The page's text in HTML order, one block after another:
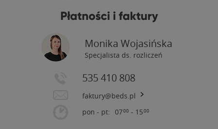
Płatności i faktury
Monika Wojasińska
Specjalista ds. rozliczeń
535 410 808
faktury@beds.pl
pon - pt: 0700 - 1500